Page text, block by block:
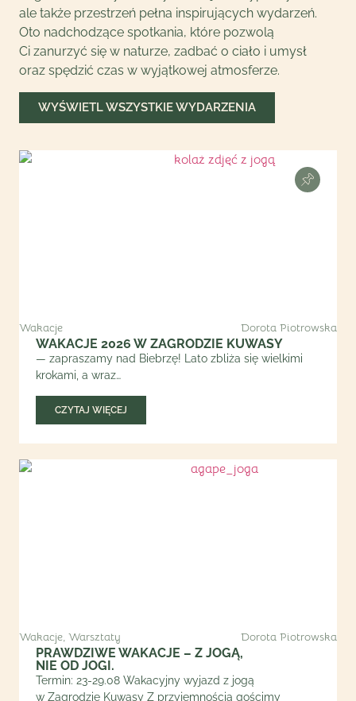
ale także przestrzeń pełna inspirujących wydarzeń.
Oto nadchodzące spotkania, które pozwolą
Ci zanurzyć się w naturze, zadbać o ciało i umysł
oraz spędzić czas w wyjątkowej atmosferze.
WYŚWIETL WSZYSTKIE WYDARZENIA
Wakacje Dorota Piotrowska
WAKACJE 2026 W ZAGRODZIE KUWASY
— zapraszamy nad Biebrzę! Lato zbliża się wielkimi
krokami, a wraz…
CZYTAJ WIĘCEJ
Wakacje, Warsztaty Dorota Piotrowska
PRAWDZIWE WAKACJE – Z JOGĄ,
NIE OD JOGI.
Termin: 23-29.08 Wakacyjny wyjazd z jogą
w Zagrodzie Kuwasy Z przyjemnością gościmy